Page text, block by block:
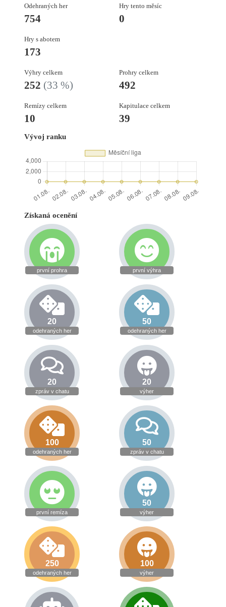
Odehraných her
754
Hry tento měsíc
0
Hry s abotem
173
Výhry celkem
252 (33 %)
Prohry celkem
492
Remízy celkem
10
Kapitulace celkem
39
Vývoj ranku
Získaná ocenění
první prohra první výhra
20
odehraných her
50
odehraných her
20
zpráv v chatu
20
výher
100
odehraných her
50
zpráv v chatu
první remíza
50
výher
250
odehraných her
100
výher